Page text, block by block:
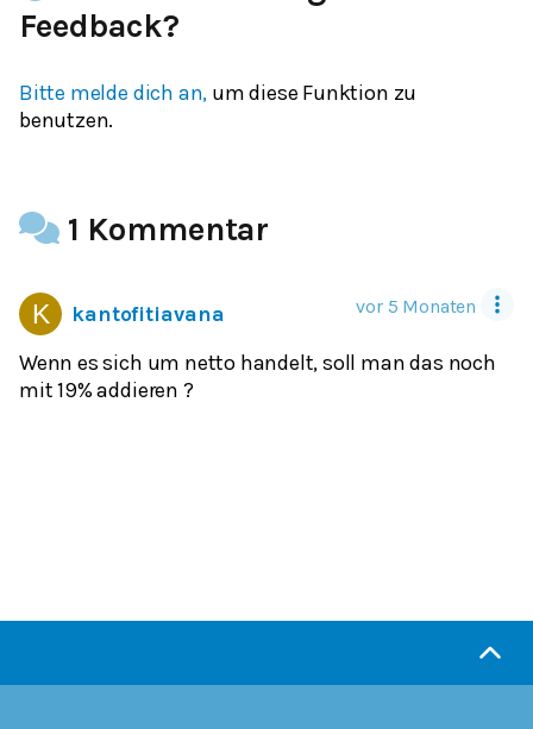
Feedback?
Bitte melde dich an, um diese Funktion zu
benutzen.
1 Kommentar
kantofitiavana vor 5 Monaten
Wenn es sich um netto handelt, soll man das noch
mit 19% addieren ?